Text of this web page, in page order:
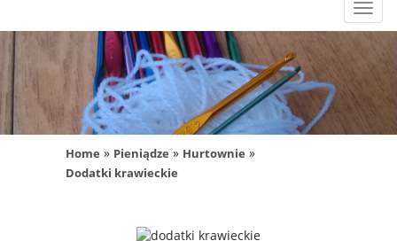
Home » Pieniądze » Hurtownie »
Dodatki krawieckie